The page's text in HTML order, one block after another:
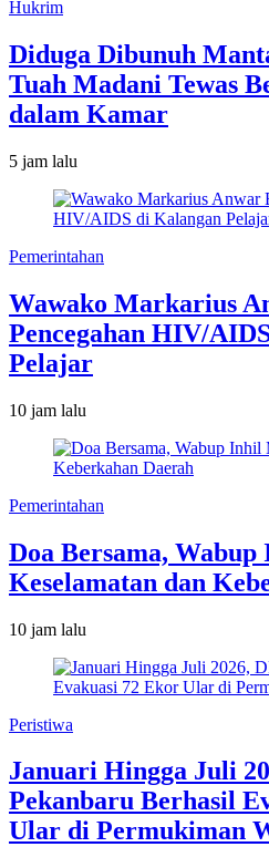
Hukrim
Diduga Dibunuh
Tuah Madani Tewas
dalam Kamar
5 jam lalu
Pemerintahan
Wawako Markarius
Pencegahan HIV/
Pelajar
10 jam lalu
Pemerintahan
Doa Bersama,
Keselamatan dan
10 jam lalu
Peristiwa
Januari Hingga Juli
Pekanbaru Berhasil
Ular di Permukiman